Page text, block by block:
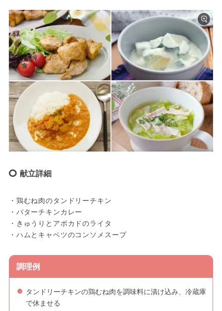
献立詳細
・鶏むね肉のタンドリーチキン
・バターチキンカレー
・きゅうりとアボカドのライタ
・ハムとキャベツのコンソメスープ
調理例
タンドリーチキンの鶏むね肉を調味料に漬け込み、冷蔵庫
で休ませる